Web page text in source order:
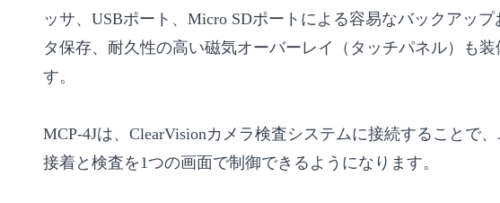
ッサ、USBポート、Micro SDポートによる容易なバックアップ
タ保存、耐久性の高い磁気オーバーレイ（タッチパネル）も装
す。
MCP-4Jは、ClearVisionカメラ検査システムに接続することで
接着と検査を1つの画面で制御できるようになります。